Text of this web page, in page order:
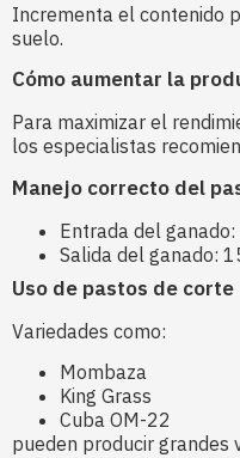
Incrementa el contenido
suelo.
Cómo aumentar la
Para maximizar el
los especialistas
Manejo correcto del
Entrada del
Salida del ganado:
Uso de pastos de corte
Variedades como:
Mombaza
King Grass
Cuba OM-22
pueden producir grandes